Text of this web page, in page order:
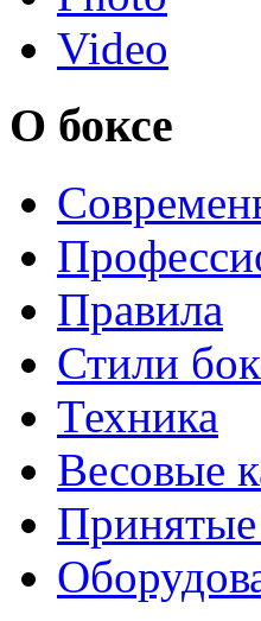
Video
О боксе
Правила
Стили
Техника
Весовые
Принятые